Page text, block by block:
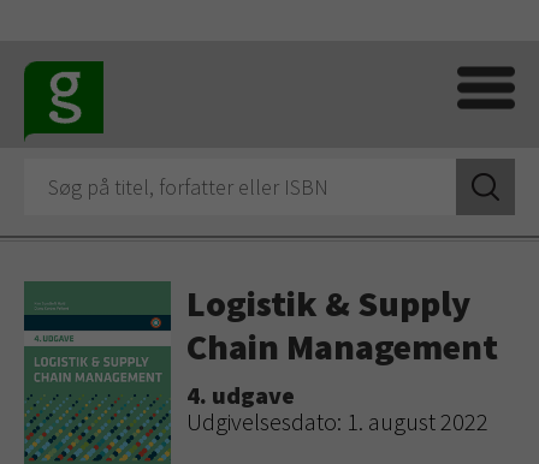
Logistik & Supply
Chain Management
4. udgave
Udgivelsesdato: 1. august 2022